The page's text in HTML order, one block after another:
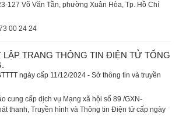
127 Võ Văn Tần, phường Xuân Hòa, Tp. Hồ Chí
00 24 24
LẬP TRANG THÔNG TIN ĐIỆN TỬ TỔNG
ngày cấp 11/12/2024 - Sở thông tin và truyền
cung cấp dịch vụ Mạng xã hội số 89 /GXN-
thanh, Truyền hình và Thông tin Điện tử cấp ngày